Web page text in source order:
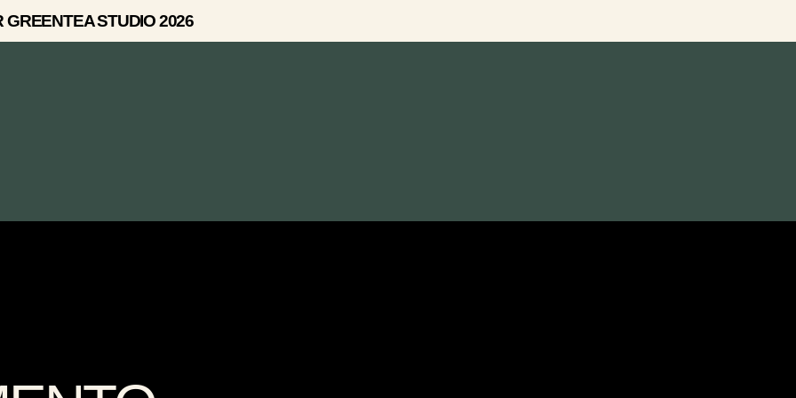
GREENTEA STUDIO 2026